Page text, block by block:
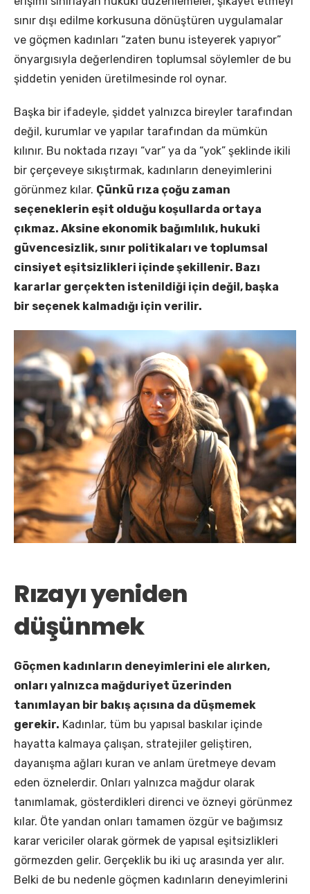
sınır dışı edilme korkusuna dönüştüren uygulamalar
ve göçmen kadınları “zaten bunu isteyerek yapıyor”
önyargısıyla değerlendiren toplumsal söylemler de bu
şiddetin yeniden üretilmesinde rol oynar.
Başka bir ifadeyle, şiddet yalnızca bireyler tarafından
değil, kurumlar ve yapılar tarafından da mümkün
kılınır. Bu noktada rızayı “var” ya da “yok” şeklinde ikili
bir çerçeveye sıkıştırmak, kadınların deneyimlerini
görünmez kılar. Çünkü rıza çoğu zaman
seçeneklerin eşit olduğu koşullarda ortaya
çıkmaz. Aksine ekonomik bağımlılık, hukuki
güvencesizlik, sınır politikaları ve toplumsal
cinsiyet eşitsizlikleri içinde şekillenir. Bazı
kararlar gerçekten istenildiği için değil, başka
bir seçenek kalmadığı için verilir.
Rızayı yeniden
düşünmek
Göçmen kadınların deneyimlerini ele alırken,
onları yalnızca mağduriyet üzerinden
tanımlayan bir bakış açısına da düşmemek
gerekir. Kadınlar, tüm bu yapısal baskılar içinde
hayatta kalmaya çalışan, stratejiler geliştiren,
dayanışma ağları kuran ve anlam üretmeye devam
eden öznelerdir. Onları yalnızca mağdur olarak
tanımlamak, gösterdikleri direnci ve özneyi görünmez
kılar. Öte yandan onları tamamen özgür ve bağımsız
karar vericiler olarak görmek de yapısal eşitsizlikleri
görmezden gelir. Gerçeklik bu iki uç arasında yer alır.
Belki de bu nedenle göçmen kadınların deneyimlerini